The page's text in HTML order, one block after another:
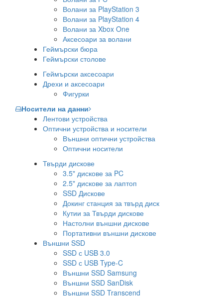
Волани за PlayStation 3
Волани за PlayStation 4
Волани за Xbox One
Аксесоари за волани
Геймърски бюра
Геймърски столове
Геймърски аксесоари
Дрехи и аксесоари
Фигурки
Носители на данни
Лентови устройства
Оптични устройства и носители
Външни оптични устройства
Оптични носители
Твърди дискове
3.5" дискове за PC
2.5" дискове за лаптоп
SSD Дискове
Докинг станция за твърд диск
Кутии за Твърди дискове
Настолни външни дискове
Портативни външни дискове
Външни SSD
SSD с USB 3.0
SSD с USB Type-C
Външни SSD Samsung
Външни SSD SanDisk
Външни SSD Transcend